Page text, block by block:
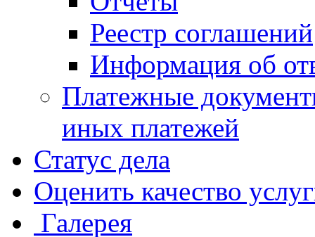
Реестр соглашений
Информация об
Платежные
иных платежей
Статус дела
Оценить качество
Галерея